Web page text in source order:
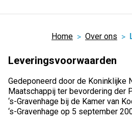
Home Over ons
Leveringsvoorwaarden
Gedeponeerd door de Koninklijke
Maatschappij ter bevordering der
‘s-Gravenhage bij de Kamer van
‘s-Gravenhage op 5 september